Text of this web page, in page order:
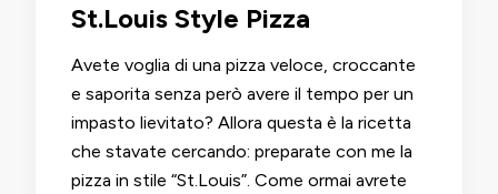
St.Louis Style Pizza
Avete voglia di una pizza veloce, croccante
e saporita senza però avere il tempo per un
impasto lievitato? Allora questa è la ricetta
che stavate cercando: preparate con me la
pizza in stile “St.Louis”. Come ormai avrete